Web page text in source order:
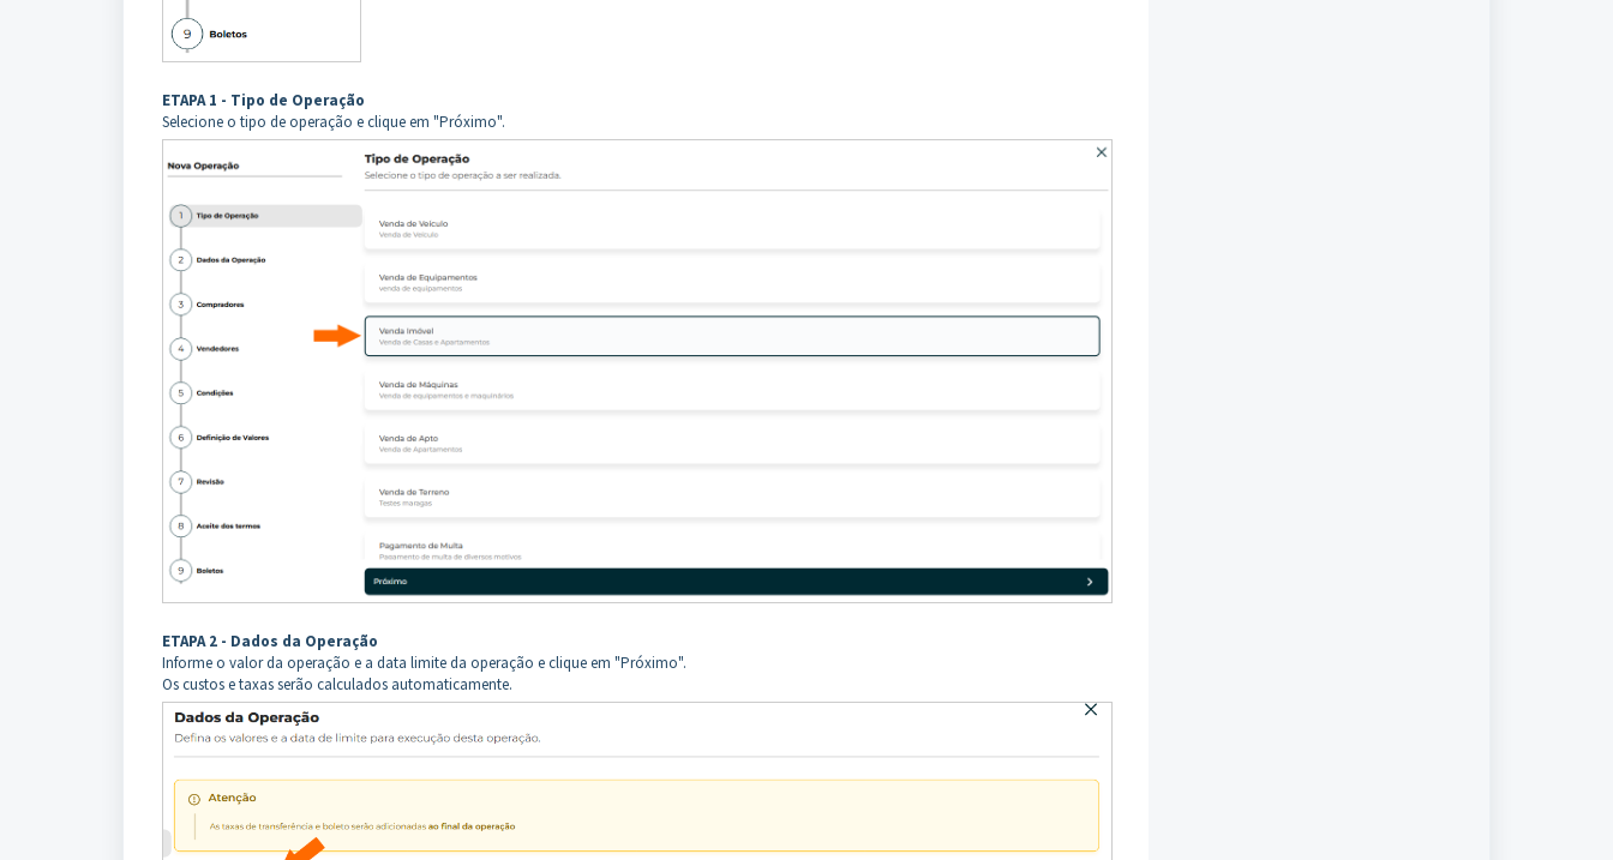
ETAPA 1 - Tipo de Operação
Selecione o tipo de operação e clique em "Próximo".
ETAPA 2 - Dados da Operação
Informe o valor da operação e a data limite da operação e clique em "Próximo".
Os custos e taxas serão calculados automaticamente.